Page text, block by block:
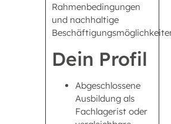
Rahmenbedingungen
und nachhaltige
Dein Profil
Abgeschlossene
Ausbildung als
Fachlagerist oder